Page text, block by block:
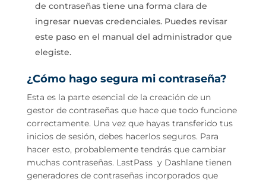
de contraseñas tiene una forma clara de
ingresar nuevas credenciales. Puedes revisar
este paso en el manual del administrador que
elegiste.
¿Cómo hago segura mi contraseña?
Esta es la parte esencial de la creación de un
gestor de contraseñas que hace que todo funcione
correctamente. Una vez que hayas transferido tus
inicios de sesión, debes hacerlos seguros. Para
hacer esto, probablemente tendrás que cambiar
muchas contraseñas. LastPass y Dashlane tienen
generadores de contraseñas incorporados que